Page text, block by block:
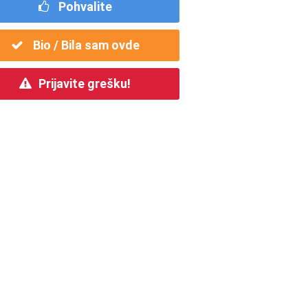
Pohvalite
Bio / Bila sam ovde
Prijavite grešku!